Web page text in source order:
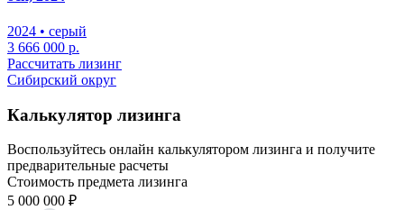
2024 • серый
3 666 000 р.
Рассчитать лизинг
Сибирский округ
Калькулятор лизинга
Воспользуйтесь онлайн калькулятором лизинга и получите
предварительные расчеты
Cтоимость предмета лизинга
5 000 000 ₽